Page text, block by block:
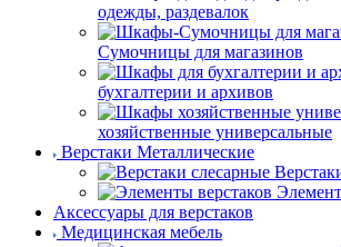
одежды, раздевалок
Сумочницы для магазинов
бухгалтерии и архивов
хозяйственные универсальные
Верстаки Металлические
Аксессуары для верстаков
Медицинская мебель